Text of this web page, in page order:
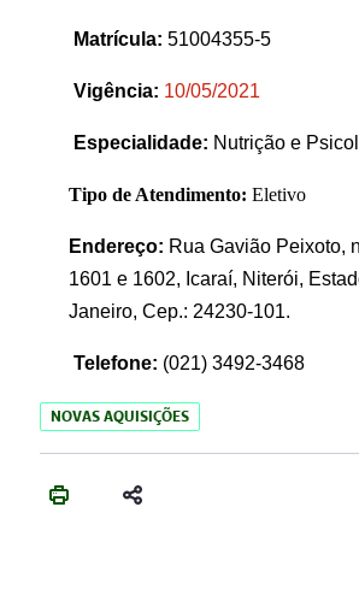
Matrícula: 51004355-5
Vigência: 10/05/2021
Especialidade: Nutrição e
Tipo de Atendimento: Eletivo
Endereço: Rua Gavião Peixoto,
1601 e 1602, Icaraí, Niterói,
Janeiro, Cep.: 24230-101.
Telefone: (021) 3492-3468
NOVAS AQUISIÇÕES